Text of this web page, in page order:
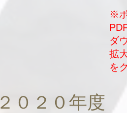
※
ダ
拡
を
２０２０年度